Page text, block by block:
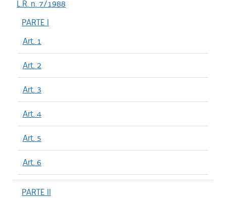
L.R. n. 7/1988
PARTE I
Art. 1
Art. 2
Art. 3
Art. 4
Art. 5
Art. 6
PARTE II